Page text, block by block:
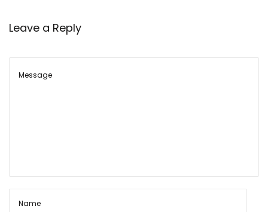
ज़ी
Leave a Reply